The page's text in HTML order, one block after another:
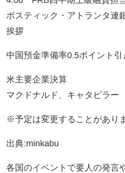
ボスティック・アトランタ連
挨拶
中国預金準備率0.5ポイント
米主要企業決算
マクドナルド、キャタピラー
※予定は変更することがあり
出典:minkabu
各国のイベントで要人の発言